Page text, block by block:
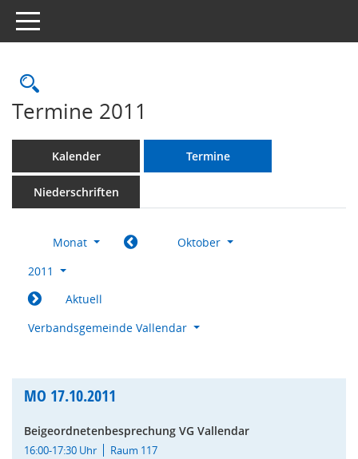
Toggle navigation
Rechercheauswahl
Termine 2011
Kalender Termine
Niederschriften
Monat
Oktober
2011
Aktuell
Verbandsgemeinde Vallendar
MO 17.10.2011
Beigeordnetenbesprechung VG Vallendar
16:00-17:30 Uhr Raum 117